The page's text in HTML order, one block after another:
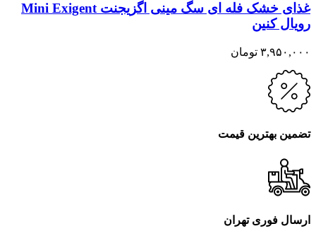
غذای خشک فله ای سگ مینی اگزیجنت Mini Exigent
رویال کنین
۳,۹۵۰,۰۰۰ تومان
تضمین بهترین قیمت
ارسال فوری تهران